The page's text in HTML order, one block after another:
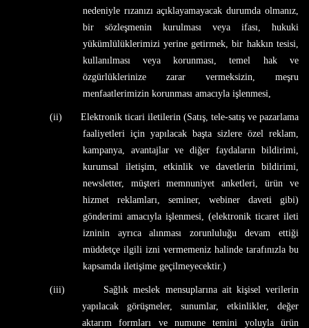
nedeniyle rızanızı açıklayamayacak durumda olmanız,
bir sözleşmenin kurulması veya ifası, hukuki
yükümlülüklerimizi yerine getirmek, bir hakkın tesisi,
kullanılması veya korunması, temel hak ve
özgürlüklerinize zarar vermeksizin, meşru
menfaatlerimizin korunması amacıyla işlenmesi,
(ii)
Elektronik ticari iletilerin (Satış, tele-satış ve pazarlama
faaliyetleri için yapılacak başta sizlere özel reklam,
kampanya, avantajlar ve diğer faydaların bildirimi,
kurumsal iletişim, etkinlik ve davetlerin bildirimi,
newsletter, müşteri memnuniyet anketleri, ürün ve
hizmet reklamları, seminer, webiner daveti gibi)
gönderimi amacıyla işlenmesi, (elektronik ticaret ileti
izninin ayrıca alınması zorunluluğu devam ettiği
müddetçe ilgili izni vermemeniz halinde tarafınızla bu
kapsamda iletişime geçilmeyecektir.)
(iii)
Sağlık meslek mensuplarına ait kişisel verilerin
yapılacak görüşmeler, sunumlar, etkinlikler, değer
aktarım formları ve numune temini yoluyla ürün